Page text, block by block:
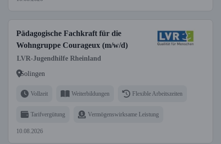
Pädagogische Fachkraft für die
Wohngruppe Courageux (m/w/d)
LVR-Jugendhilfe Rheinland
Solingen
Vollzeit Weiterbildungen Flexible Arbeitszeiten
Tarifvergütung Vermögenswirksame Leistung
10.08.2026